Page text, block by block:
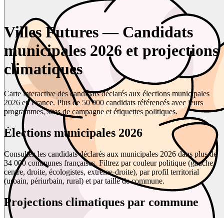
Villes Futures — Candidats
municipales 2026 et projections
climatiques
Carte interactive des candidats déclarés aux élections municipales
2026 en France. Plus de 50 000 candidats référencés avec leurs
programmes, sites de campagne et étiquettes politiques.
Élections municipales 2026
Consultez les candidats déclarés aux municipales 2026 dans plus de
34 000 communes françaises. Filtrez par couleur politique (gauche,
centre, droite, écologistes, extrême-droite), par profil territorial
(urbain, périurbain, rural) et par taille de commune.
Projections climatiques par commune